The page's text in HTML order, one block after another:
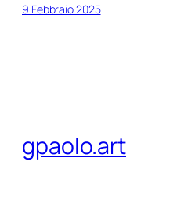
9 Febbraio 2025
gpaolo.art